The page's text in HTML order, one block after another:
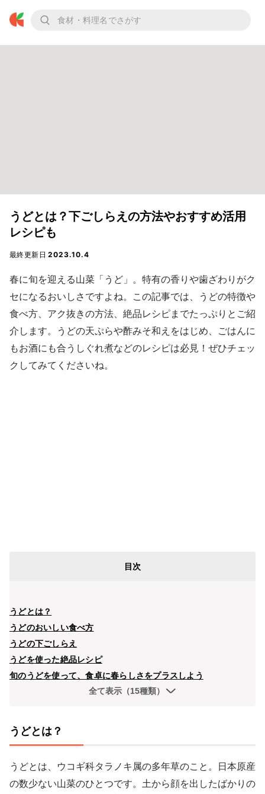
うどとは？下ごしらえの方法やおすすめ活用
レシピも
最終更新日2023.10.4
春に旬を迎える山菜「うど」。特有の香りや歯ざわりがク
セになるおいしさですよね。この記事では、うどの特徴や
食べ方、アク抜きの方法、絶品レシピまでたっぷりとご紹
介します。うどの天ぷらや酢みそ和えをはじめ、ごはんに
もお酒にも合うしぐれ煮などのレシピは必見！ぜひチェッ
クしてみてくださいね。
目次
うどとは？
うどのおいしい食べ方
うどの下ごしらえ
うどを使った絶品レシピ
旬のうどを使って、食卓に春らしさをプラスしよう
全て表示（15種類）
うどとは？
うどとは、ウコギ科タラノキ属の多年草のこと。日本原産
の数少ない山菜のひとつです。土から顔を出したばかりの